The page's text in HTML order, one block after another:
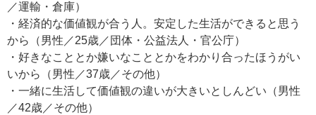
／運輸・倉庫）
・経済的な価値観が合う人。安定した生活ができると思う
から（男性／25歳／団体・公益法人・官公庁）
・好きなこととか嫌いなこととかをわかり合ったほうがい
いから（男性／37歳／その他）
・一緒に生活して価値観の違いが大きいとしんどい（男性
／42歳／その他）